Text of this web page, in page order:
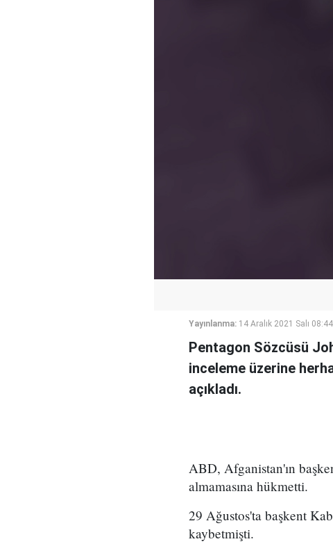
Yayınlanma: 14 Aralık 2021 Salı 08:44
Pentagon Sözcüsü
inceleme üzerine
açıkladı.
ABD, Afganistan'ın
almamasına hükmetti.
29 Ağustos'ta başkent
kaybetmişti.